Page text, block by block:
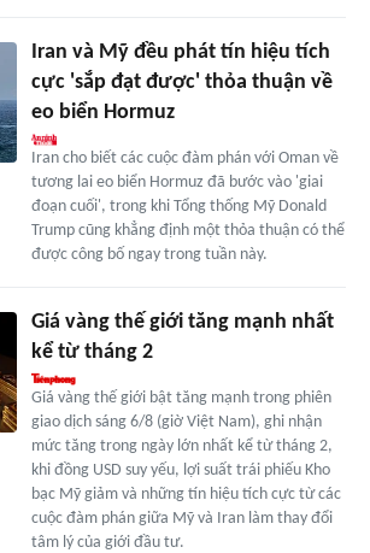
Iran và Mỹ đều phát tín hiệu tích
cực 'sắp đạt được' thỏa thuận về
eo biển Hormuz
Iran cho biết các cuộc đàm phán với Oman về
tương lai eo biển Hormuz đã bước vào 'giai
đoạn cuối', trong khi Tổng thống Mỹ Donald
Trump cũng khẳng định một thỏa thuận có thể
được công bố ngay trong tuần này.
Giá vàng thế giới tăng mạnh nhất
kể từ tháng 2
Giá vàng thế giới bật tăng mạnh trong phiên
giao dịch sáng 6/8 (giờ Việt Nam), ghi nhận
mức tăng trong ngày lớn nhất kể từ tháng 2,
khi đồng USD suy yếu, lợi suất trái phiếu Kho
bạc Mỹ giảm và những tín hiệu tích cực từ các
cuộc đàm phán giữa Mỹ và Iran làm thay đổi
tâm lý của giới đầu tư.